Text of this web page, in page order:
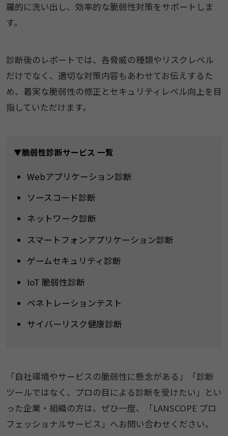
羅的に洗い出し、効率的な脆弱性対策をサポートしま
す。
診断後のレポートでは、各脅威の種類やリスクレベル
だけでなく、適切な対策内容もあわせてお伝えするた
め、着実な脆弱性の修正とセキュリティレベル向上を目
指していただけます。
▼脆弱性診断サービス 一覧
Webアプリケーション診断
ソースコード診断
ネットワーク診断
スマートフォンアプリケーション診断
ゲームセキュリティ診断
IoT 脆弱性診断
ペネトレーションテスト
サイバーリスク健康診断
「自社環境やサービスの脆弱性に懸念がある」「診断
ツールではなく、プロの目による診断を受けたい」とい
った企業・組織の方は、ぜひ一度、「LANSCOPE プロ
フェッショナルサービス」へお問い合わせください。